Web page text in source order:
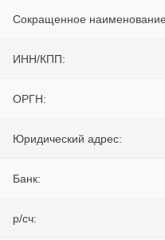
Сокращенное
ИНН/КПП:
ОРГН:
Юридический адрес:
Банк:
р/сч: